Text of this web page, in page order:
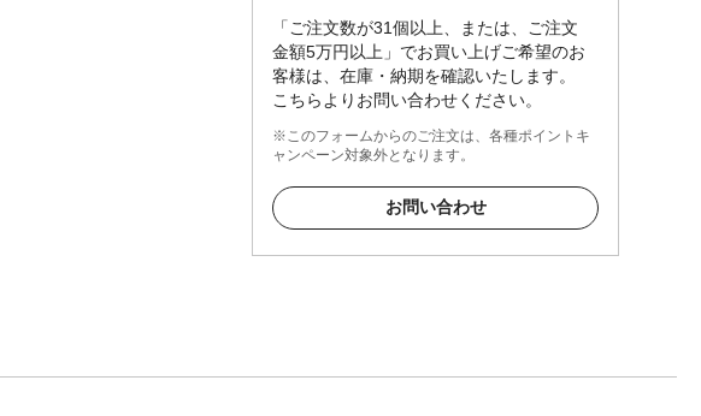
「ご注文数が31個以上、または、ご注文
金額5万円以上」でお買い上げご希望のお
客様は、在庫・納期を確認いたします。
こちらよりお問い合わせください。
※このフォームからのご注文は、各種ポイントキ
ャンペーン対象外となります。
お問い合わせ